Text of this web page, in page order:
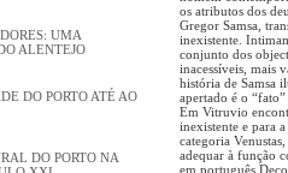
UMA
ALENTEJO
DO PORTO ATÉ AO
DO PORTO NA
os atributos dos
Gregor Samsa,
inexistente.
conjunto dos
inacessíveis, mais
história de Samsa
apertado é o
Em Vitruvio
inexistente e para
categoria
adequar à função
em português